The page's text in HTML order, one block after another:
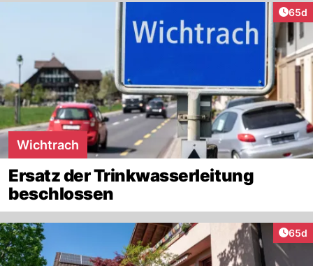
65d
Wichtrach
Ersatz der Trinkwasserleitung
beschlossen
65d